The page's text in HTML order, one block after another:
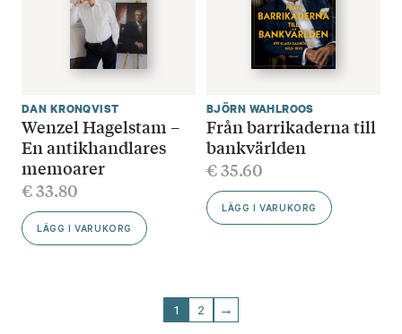
DAN KRONQVIST
Wenzel Hagelstam –
En antikhandlares
memoarer
€33.80
LÄGG I VARUKORG
BJÖRN WAHLROOS
Från barrikaderna till
bankvärlden
€35.60
LÄGG I VARUKORG
1 2 →